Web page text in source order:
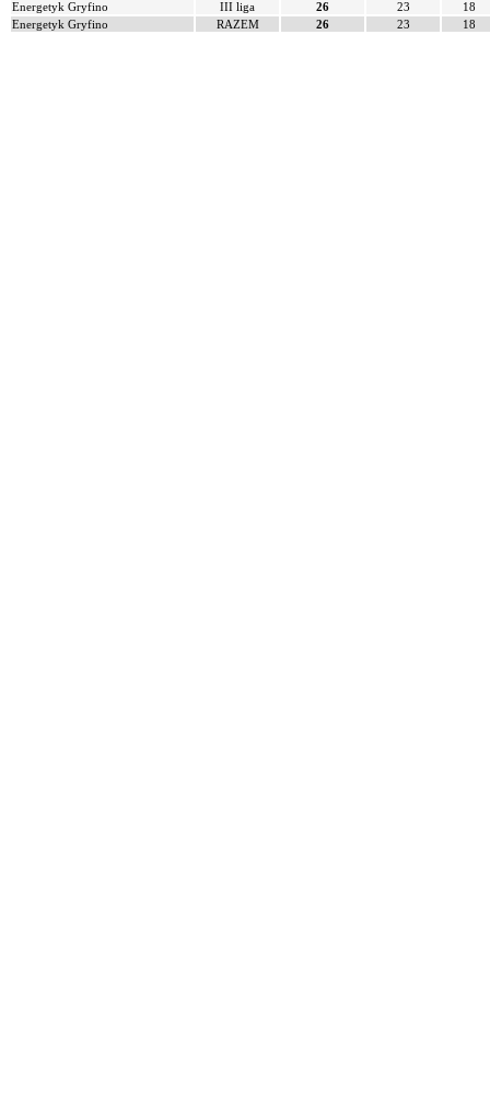
Energetyk Gryfino
III liga 26 23
18
Energetyk Gryfino
RAZEM 26 23 18